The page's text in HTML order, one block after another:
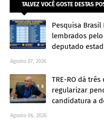
TALVEZ VOCÊ GOSTE DESTAS
Pesquisa
lembrados
deputado
Agosto 07, 2026
TRE-RO dá
regularizar
candidatura a
Agosto 06, 2026